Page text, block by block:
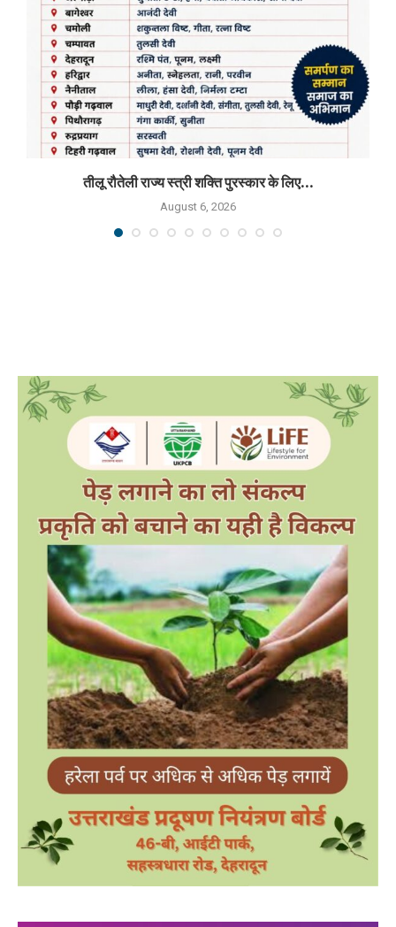
तीलू रौतेली राज्य स्त्री शक्ति पुरस्कार के लिए...
August 6, 2026